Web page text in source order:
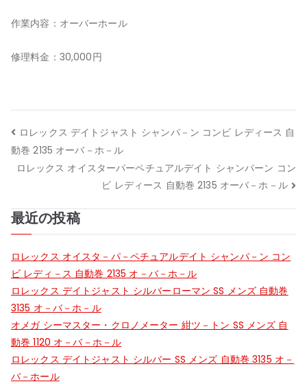
作業内容：オーバーホール
修理料金：30,000円
投
稿
ビ
ゲ
ー
シ
ョ
ン
ロレックス デイトジャスト シャンパ－ン コンビ レディース 自
動巻 2135 オーバ－ホ－ル
ロレックス オイスターパーペチュアルデイト シャンパーン コン
ビ レディース 自動巻 2135 オーバ－ホ－ル
最近の投稿
ロレックス オイスタ－パ－ペチュアルデイト シャンパ－ン コン
ビ レディ－ス 自動巻 2135 オ－バ－ホ－ル
ロレックス デイトジャスト シルバーローマン SS メンズ 自動巻
3135 オ－バ－ホ－ル
オメガ シーマスター・クロノメーター 紺ツ－トン SS メンズ 自
動巻 1120 オ－バ－ホ－ル
ロレックス デイトジャスト シルバー SS メンズ 自動巻 3135 オ－
バ－ホール